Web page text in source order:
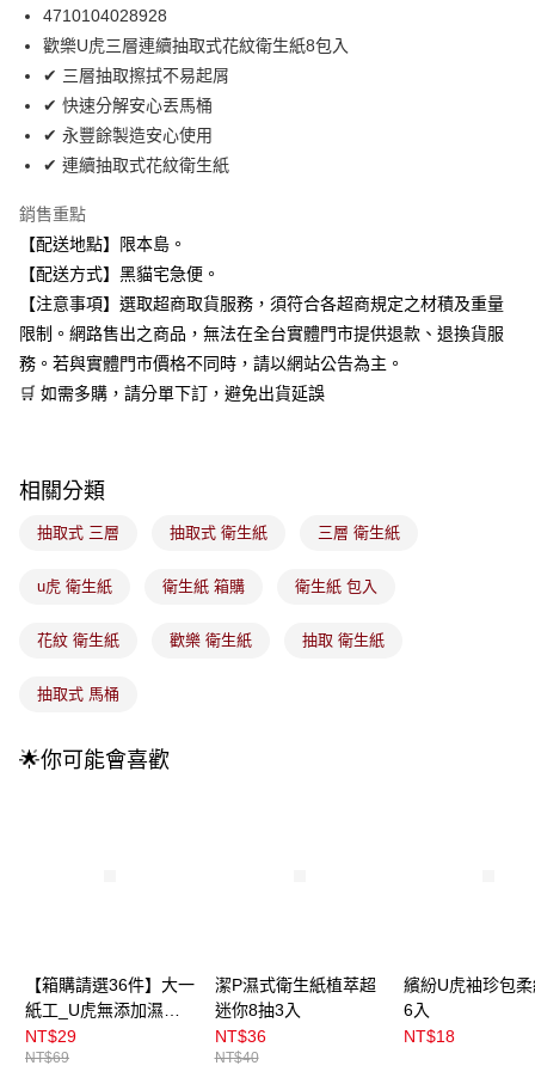
街口支付
悠遊付
Google Pay
全盈+PAY
相關說明
【大哥付你分期使用說明】
1.本服務由台灣大哥大提供，台灣大哥大用戶可立即使用無須另外申請。
2.付款方式選擇「大哥付你分期」，訂單成立後會自動跳轉到大哥付的交易
流程，驗證手機門號後，選擇欲分期的期數、繳款截止日，確認付款後即完
成交易。
4.訂單成立30分鐘內，如未前往確認交易或遇審核未通過，訂單將自動取
消。如遇「轉專審核」未通過狀況，表示未達大哥付你分期系統評分，恕無
醒簡訊。
2.透過簡訊連結打開帳單後，可選擇「超商條碼／台灣大直營門市／銀行轉
帳／街口支付／iPASS MONEY」等通路繳費。
1.本服務係由「台灣大哥大股份有限公司」（以下簡稱本公司）所提供，讓
買賣價金債權讓與本公司後，依約使用本公司帳單繳交帳款。
2.基於同意付款使用「大哥付你分期」之契約關係目的，商店將以您的個人
由本公司與您本人進行分期帳單所需資料之確認、核對及更正。
宅配
每筆NT$100，滿NT$899(含以上)免運費
4710104028928
歡樂U虎三層連續抽取式花紋衛生紙8包入
✔ 三層抽取擦拭不易起屑
✔ 快速分解安心丟馬桶
✔ 永豐餘製造安心使用
✔ 連續抽取式花紋衛生紙
銷售重點
【配送地點】限本島。
【配送方式】黑貓宅急便。
【注意事項】選取超商取貨服務，須符合各超商規定之材積及重量
限制。網路售出之商品，無法在全台實體門市提供退款、退換貨服
務。若與實體門市價格不同時，請以網站公告為主。
🛒 如需多購，請分單下訂，避免出貨延誤
相關分類
抽取式 三層 抽取式 衛生紙 三層 衛生紙
u虎 衛生紙 衛生紙 箱購 衛生紙 包入
花紋 衛生紙 歡樂 衛生紙 抽取 衛生紙
抽取式 馬桶
🌟你可能會喜歡
【箱購請選36件】大一
紙工_U虎無添加濕紙
巾80枚
NT$29
NT$69
潔P濕式衛生紙植萃超
迷你8抽3入
NT$36
NT$40
繽紛U虎袖珍包
6入
NT$18